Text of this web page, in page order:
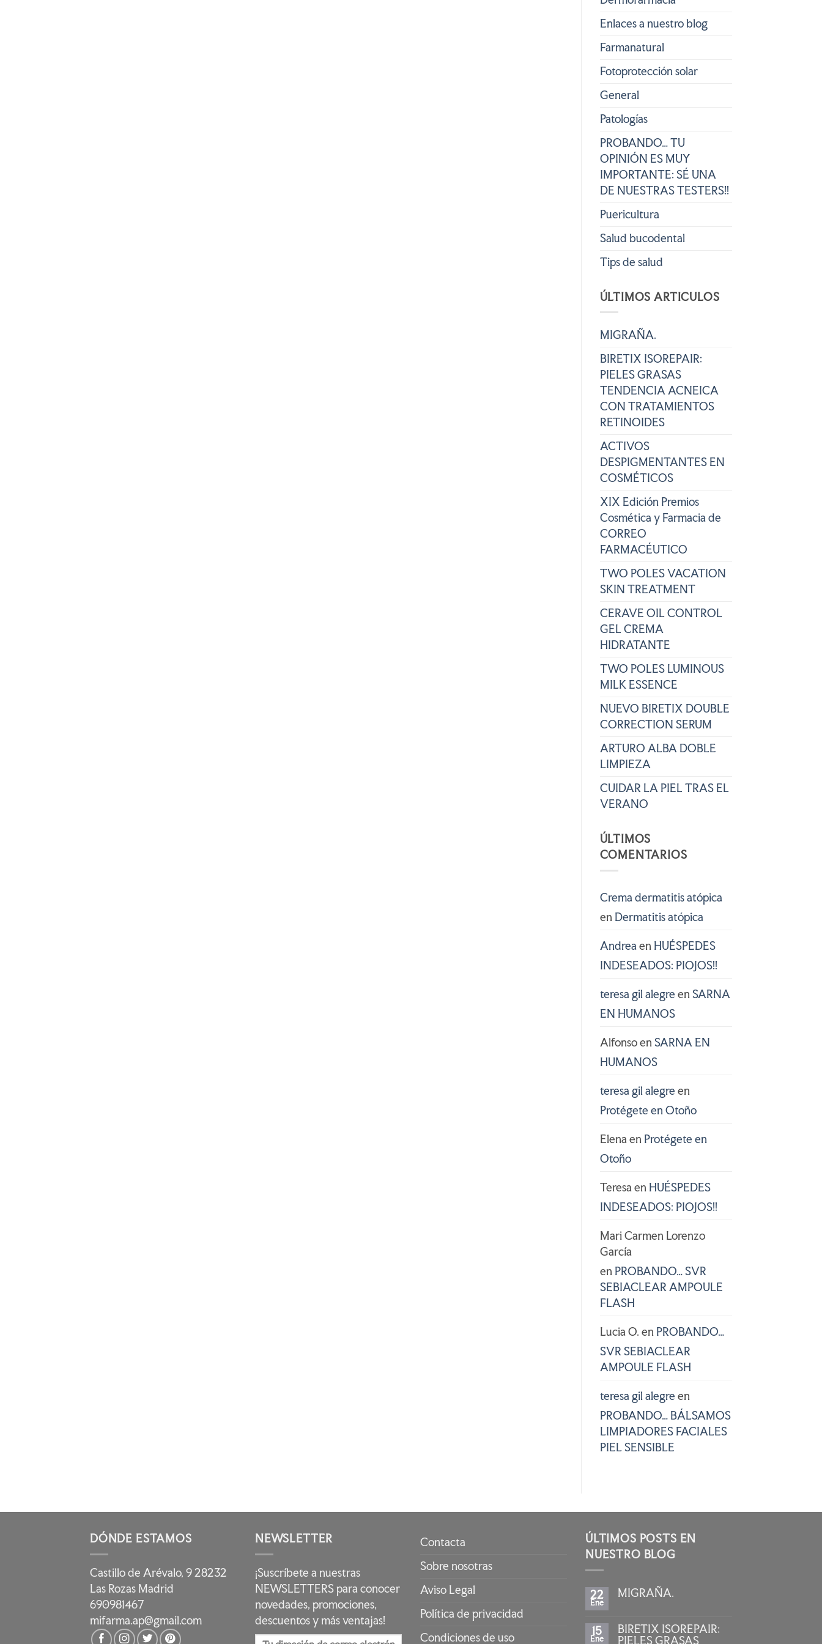
Enlaces a nuestro blog
Farmanatural
Fotoprotección solar
General
Patologías
PROBANDO… TU
OPINIÓN ES MUY
IMPORTANTE: SÉ UNA
DE NUESTRAS TESTERS!!
Puericultura
Salud bucodental
Tips de salud
ÚLTIMOS ARTICULOS
MIGRAÑA.
BIRETIX ISOREPAIR:
PIELES GRASAS
TENDENCIA ACNEICA
CON TRATAMIENTOS
RETINOIDES
ACTIVOS
DESPIGMENTANTES EN
COSMÉTICOS
XIX Edición Premios
Cosmética y Farmacia de
CORREO
FARMACÉUTICO
TWO POLES VACATION
SKIN TREATMENT
CERAVE OIL CONTROL
GEL CREMA
HIDRATANTE
TWO POLES LUMINOUS
MILK ESSENCE
NUEVO BIRETIX DOUBLE
CORRECTION SERUM
ARTURO ALBA DOBLE
LIMPIEZA
CUIDAR LA PIEL TRAS EL
VERANO
ÚLTIMOS
COMENTARIOS
Crema dermatitis atópica
en Dermatitis atópica
Andrea en HUÉSPEDES
INDESEADOS: PIOJOS!!
teresa gil alegre en SARNA
EN HUMANOS
Alfonsoen SARNA EN
HUMANOS
teresa gil alegre en
Protégete en Otoño
Elena en Protégete en
Otoño
Teresa en HUÉSPEDES
INDESEADOS: PIOJOS!!
Mari Carmen Lorenzo
García
en PROBANDO… SVR
SEBIACLEAR AMPOULE
FLASH
Lucia O. en PROBANDO…
SVR SEBIACLEAR
AMPOULE FLASH
teresa gil alegre en
PROBANDO… BÁLSAMOS
LIMPIADORES FACIALES
PIEL SENSIBLE
DÓNDE ESTAMOS
Castillo de Arévalo, 9 28232
Las Rozas Madrid
690981467
mifarma.ap@gmail.com
NEWSLETTER
¡Suscríbete a nuestras
NEWSLETTERS para conocer
novedades, promociones,
descuentos y más ventajas!
Contacta
Sobre nosotras
Aviso Legal
Política de privacidad
Condiciones de uso
ÚLTIMOS POSTS EN
NUESTRO BLOG
22
Ene
MIGRAÑA.
en
MIGRAÑA.
15
Ene
BIRETIX ISOREPAIR:
PIELES GRASAS